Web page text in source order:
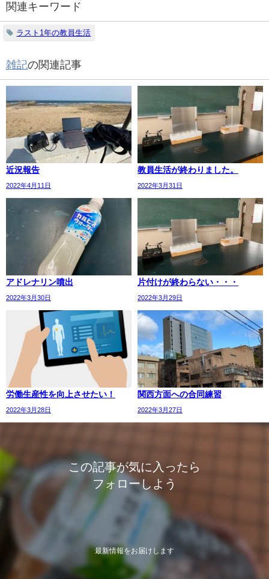
関連キーワード
ラスト1年の教員生活
雑記の関連記事
近況報告
2022年4月11日
教員生活が終わりました。
2022年3月31日
アドレナリン噴出
2022年3月30日
片付けが終わらない・・・
2022年3月29日
労働生産性を向上させたい！
2022年3月28日
関西方面への合同練習
2022年3月27日
この記事が気に入ったら
フォローしよう
最新情報をお届けします